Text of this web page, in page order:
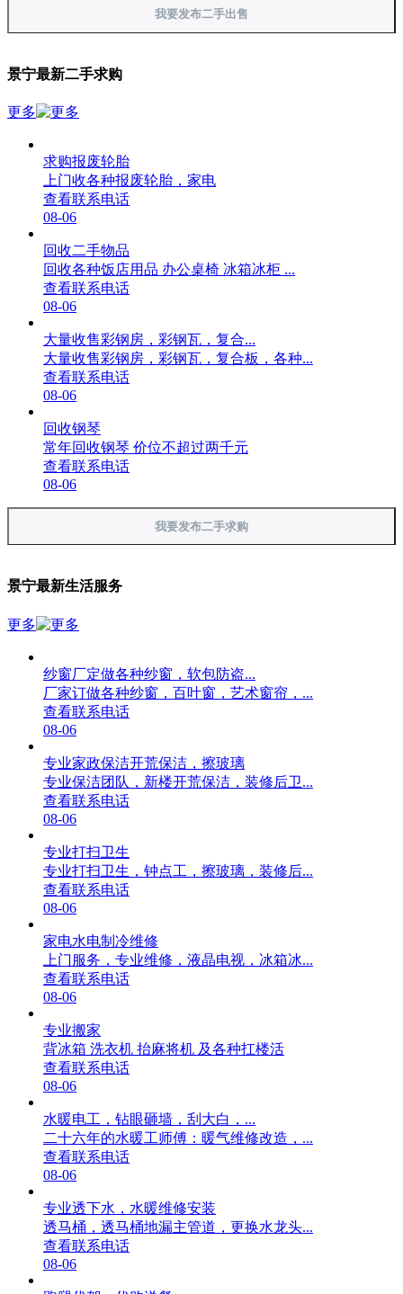
我要发布二手出售
景宁最新二手求购
更多
求购报废轮胎
上门收各种报废轮胎，家电
查看联系电话
08-06
回收二手物品
回收各种饭店用品 办公桌椅 冰箱冰柜 ...
查看联系电话
08-06
大量收售彩钢房，彩钢瓦，复合...
大量收售彩钢房，彩钢瓦，复合板，各种...
查看联系电话
08-06
回收钢琴
常年回收钢琴 价位不超过两千元
查看联系电话
08-06
我要发布二手求购
景宁最新生活服务
更多
纱窗厂定做各种纱窗，软包防盗...
厂家订做各种纱窗，百叶窗，艺术窗帘，...
查看联系电话
08-06
专业家政保洁开荒保洁，擦玻璃
专业保洁团队，新楼开荒保洁，装修后卫...
查看联系电话
08-06
专业打扫卫生
专业打扫卫生，钟点工，擦玻璃，装修后...
查看联系电话
08-06
家电水电制冷维修
上门服务，专业维修，液晶电视，冰箱冰...
查看联系电话
08-06
专业搬家
背冰箱 洗衣机 抬麻将机 及各种扛楼活
查看联系电话
08-06
水暖电工，钻眼砸墙，刮大白，...
二十六年的水暖工师傅：暖气维修改造，...
查看联系电话
08-06
专业透下水，水暖维修安装
透马桶，透马桶地漏主管道，更换水龙头...
查看联系电话
08-06